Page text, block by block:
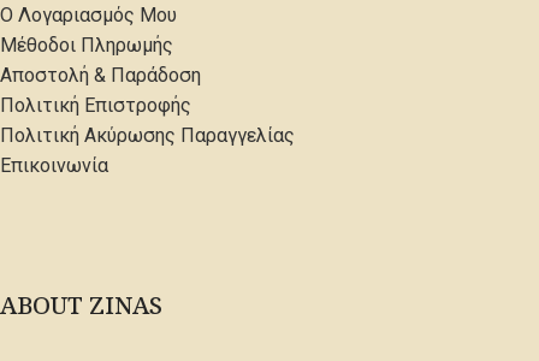
Ο Λογαριασμός Μου
Μέθοδοι Πληρωμής
Αποστολή & Παράδοση
Πολιτική Επιστροφής
Πολιτική Ακύρωσης Παραγγελίας
Επικοινωνία
ABOUT ZINAS